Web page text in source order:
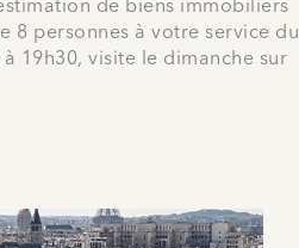
de biens immobiliers
8 personnes à votre service du
19h30, visite le dimanche sur